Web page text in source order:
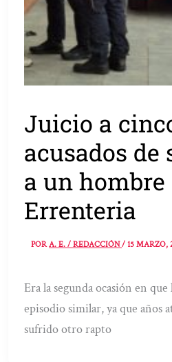
Juicio a
acusados de
a un hombre
Errenteria
PORA. E. / REDACCIÓN/15 MARZO,
Era la segunda ocasión en
episodio similar, ya que años
sufrido otro rapto